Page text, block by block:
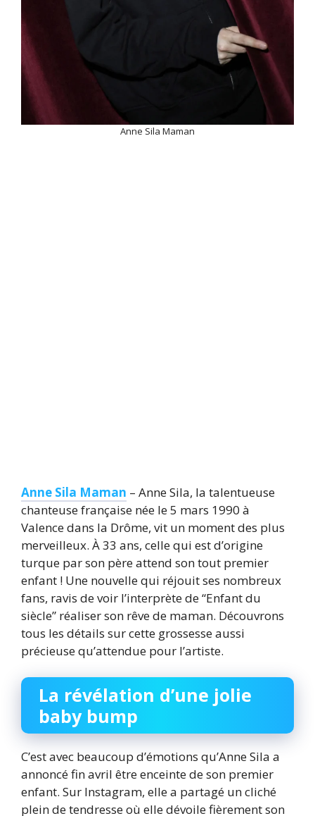
Anne Sila Maman
Anne Sila Maman – Anne Sila, la talentueuse
chanteuse française née le 5 mars 1990 à
Valence dans la Drôme, vit un moment des plus
merveilleux. À 33 ans, celle qui est d’origine
turque par son père attend son tout premier
enfant ! Une nouvelle qui réjouit ses nombreux
fans, ravis de voir l’interprète de “Enfant du
siècle” réaliser son rêve de maman. Découvrons
tous les détails sur cette grossesse aussi
précieuse qu’attendue pour l’artiste.
La révélation d’une jolie
baby bump
C’est avec beaucoup d’émotions qu’Anne Sila a
annoncé fin avril être enceinte de son premier
enfant. Sur Instagram, elle a partagé un cliché
plein de tendresse où elle dévoile fièrement son